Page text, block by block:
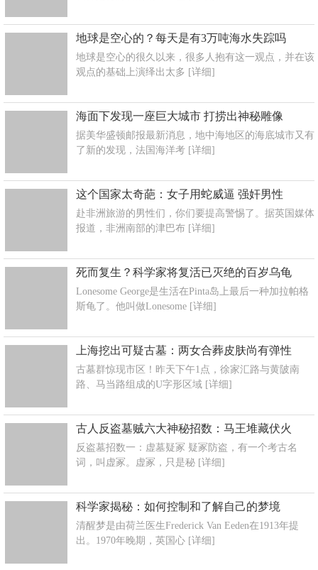
地球是空心的？每天是有3万吨海水失踪吗
地球是空心的很久以来，很多人抱有这一观点，并在该
观点的基础上演绎出太多 [详细]
海面下发现一座巨大城市 打捞出神秘雕像
据美华盛顿邮报最新消息，地中海地区的海底城市又有
了新的发现，法国海洋考 [详细]
这个国家太奇葩：女子用蛇威逼 强奸男性
赴非洲旅游的男性们，你们要提高警惕了。据英国媒体
报道，非洲南部的津巴布 [详细]
死而复生？科学家将复活已灭绝的百岁乌龟
Lonesome George是生活在Pinta岛上最后一种加拉帕格
斯龟了。他叫做Lonesome [详细]
上海挖出可疑古墓：两女合葬皮肤尚有弹性
古墓群惊现市区！昨天下午1点，徐家汇路与黄陂南
路、马当路组成的U字形区域 [详细]
古人反盗墓贼六大神秘招数：马王堆藏伏火
反盗墓招数一：虚墓疑冢 疑冢防盗，有一个考古名
词，叫虚冢。虚冢，只是秘 [详细]
科学家揭秘：如何控制和了解自己的梦境
清醒梦是由荷兰医生Frederick Van Eeden在1913年提
出。1970年晚期，英国心 [详细]